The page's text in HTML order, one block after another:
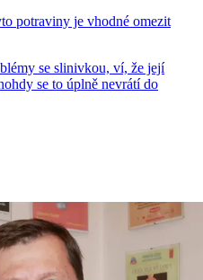
potraviny je vhodné omezit
se slinivkou, ví, že její
se to úplně nevrátí do